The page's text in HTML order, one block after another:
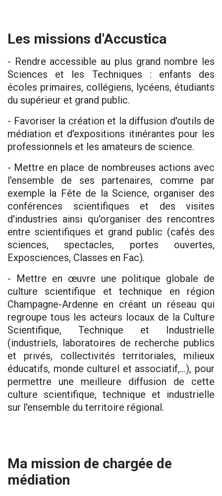
Les missions d'Accustica
- Rendre accessible au plus grand nombre les
Sciences et les Techniques : enfants des
écoles primaires, collégiens, lycéens, étudiants
du supérieur et grand public.
- Favoriser la création et la diffusion d'outils de
médiation et d'expositions itinérantes pour les
professionnels et les amateurs de science.
- Mettre en place de nombreuses actions avec
l'ensemble de ses partenaires, comme par
exemple la Fête de la Science, organiser des
conférences scientifiques et des visites
d'industries ainsi qu'organiser des rencontres
entre scientifiques et grand public (cafés des
sciences, spectacles, portes ouvertes,
Exposciences, Classes en Fac).
- Mettre en œuvre une politique globale de
culture scientifique et technique en région
Champagne-Ardenne en créant un réseau qui
regroupe tous les acteurs locaux de la Culture
Scientifique, Technique et Industrielle
(industriels, laboratoires de recherche publics
et privés, collectivités territoriales, milieux
éducatifs, monde culturel et associatif,...), pour
permettre une meilleure diffusion de cette
culture scientifique, technique et industrielle
sur l'ensemble du territoire régional.
Ma mission de chargée de
médiation